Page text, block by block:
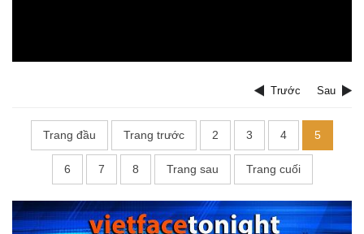
Trước Sau
Trang đầu Trang trước 2 3 4 5
6 7 8 Trang sau Trang cuối